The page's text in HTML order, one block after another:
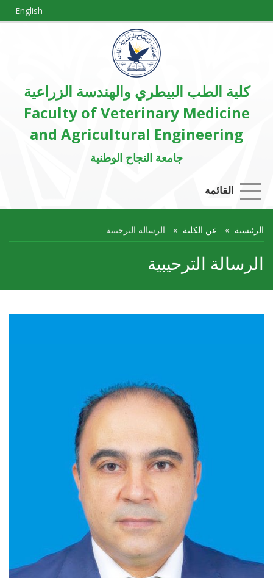
English
كلية الطب البيطري والهندسة الزراعية
Faculty of Veterinary Medicine
and Agricultural Engineering
جامعة النجاح الوطنية
القائمة
الرئيسية عن الكلية الرسالة الترحيبية
الرسالة الترحيبية